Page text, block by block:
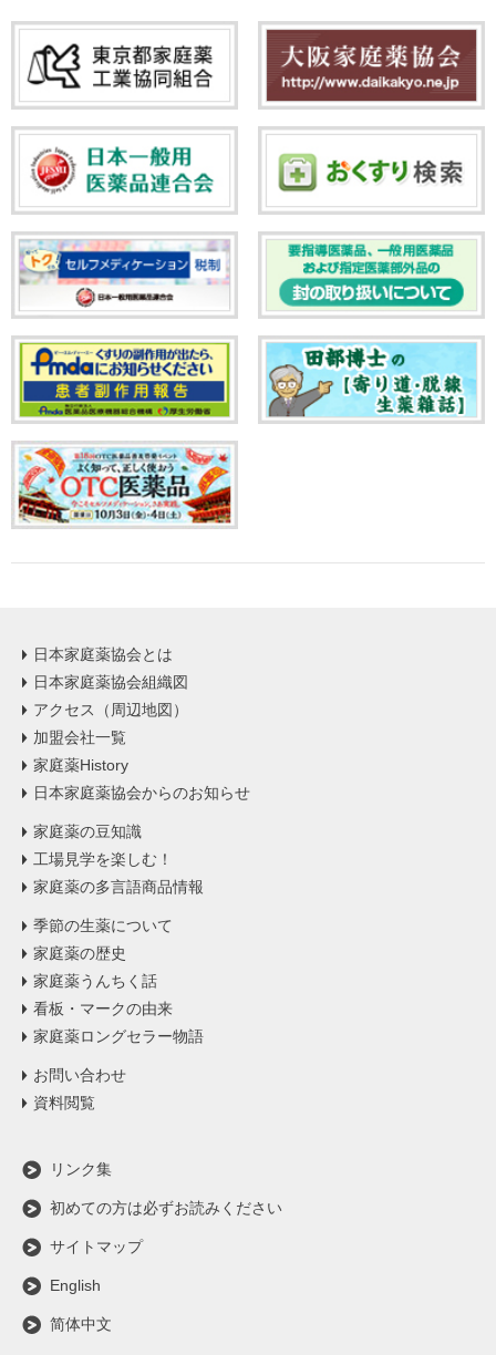
日本家庭薬協会とは
日本家庭薬協会組織図
アクセス（周辺地図）
加盟会社一覧
家庭薬History
日本家庭薬協会からのお知らせ
家庭薬の豆知識
工場見学を楽しむ！
家庭薬の多言語商品情報
季節の生薬について
家庭薬の歴史
家庭薬うんちく話
看板・マークの由来
家庭薬ロングセラー物語
お問い合わせ
資料閲覧
リンク集
初めての方は必ずお読みください
サイトマップ
English
简体中文